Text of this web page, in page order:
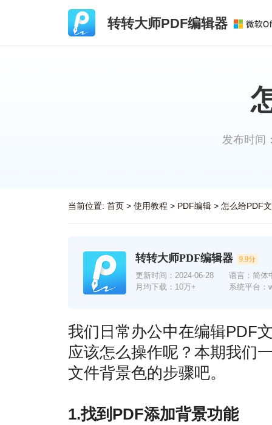
转转大师PDF编辑器
发布时间
当前位置: 首页> 使用教程 > PDF编辑> 怎么给PDF
转转大师PDF编辑器 9.9分
更新时间： 2024-06-28
月均下载：10万+
语言：简体
系统平台：
我们日常办公中在编辑PDF
应该怎么操作呢？本期我们
文件背景色的步骤吧。
1.找到PDF添加背景功能